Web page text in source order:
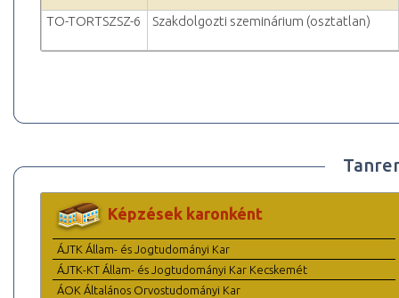
TO-TORTSZSZ-6 Szakdolgozti szeminárium (osztatlan)
Képzések karonként
ÁJTK Állam- és Jogtudományi Kar
ÁJTK-KT Állam- és Jogtudományi Kar Kecskemét
ÁOK Általános Orvostudományi Kar